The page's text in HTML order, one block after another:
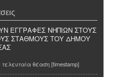
ΕΓΓΡΑΦΕΣ ΝΗΠΙΩΝ ΣΤΟΥΣ
ΣΤΑΘΜΟΥΣ ΤΟΥ ΔΗΜΟΥ
τελευταία θέαση [timestamp]